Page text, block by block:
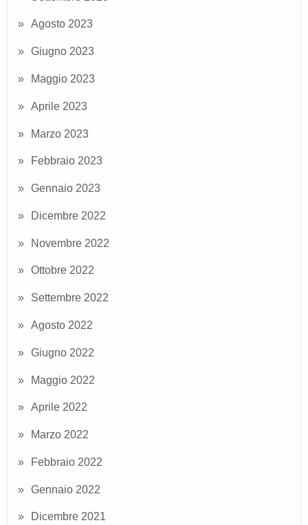
Agosto 2023
Giugno 2023
Maggio 2023
Aprile 2023
Marzo 2023
Febbraio 2023
Gennaio 2023
Dicembre 2022
Novembre 2022
Ottobre 2022
Settembre 2022
Agosto 2022
Giugno 2022
Maggio 2022
Aprile 2022
Marzo 2022
Febbraio 2022
Gennaio 2022
Dicembre 2021